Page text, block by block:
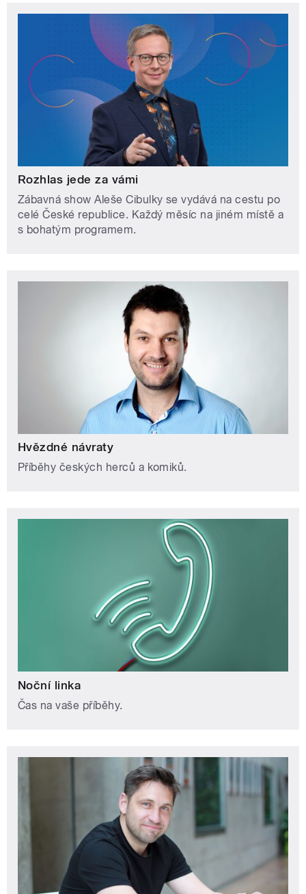
Rozhlas jede za vámi
Zábavná show Aleše Cibulky se vydává na cestu po
celé České republice. Každý měsíc na jiném místě a
s bohatým programem.
Hvězdné návraty
Příběhy českých herců a komiků.
Noční linka
Čas na vaše příběhy.